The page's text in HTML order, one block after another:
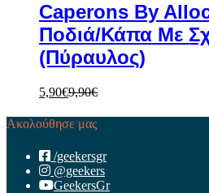
Caperons By
Ποδιά/Κάπα Με
(Πύραυλος)
5,90€9,90€
Ακολούθησε μας
/geekersgr
@geekers
GeekersGr